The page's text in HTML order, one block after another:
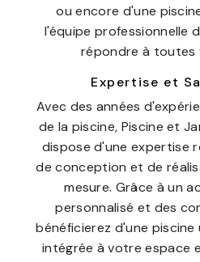
ou encore d'une
l'équipe professionnelle
répondre à toutes
Expertise et
Avec des années
de la piscine, Piscine et
dispose d'une expertise
de conception et de
mesure. Grâce à un
personnalisé et des
bénéficierez d'une
intégrée à votre espace